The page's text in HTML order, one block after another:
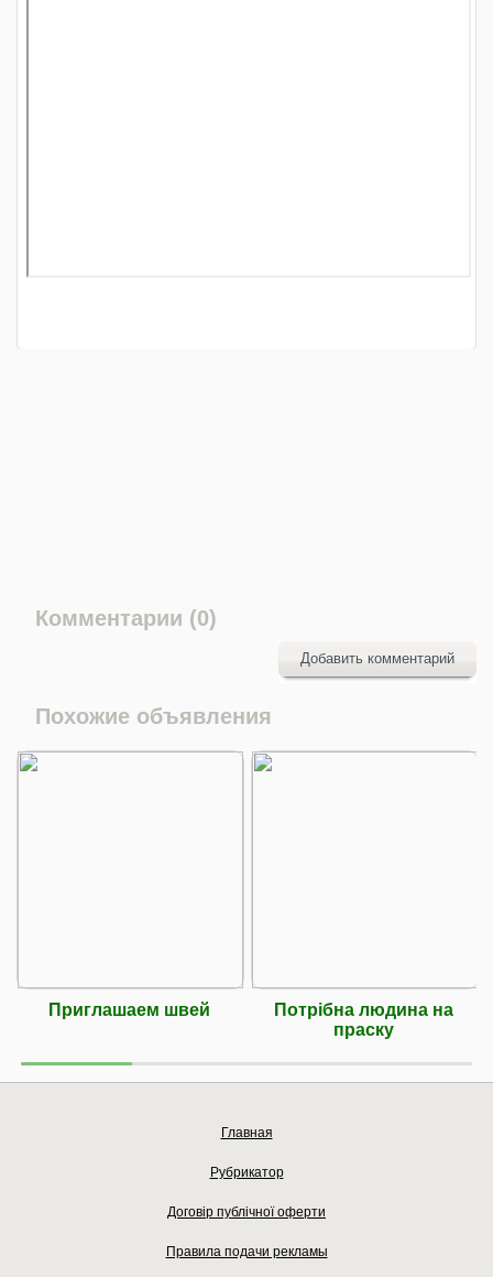
Комментарии (0)
Добавить комментарий
Похожие объявления
Приглашаем швей
Потрібна людина на
праску
Главная
Рубрикатор
Договір публічної оферти
Правила подачи рекламы